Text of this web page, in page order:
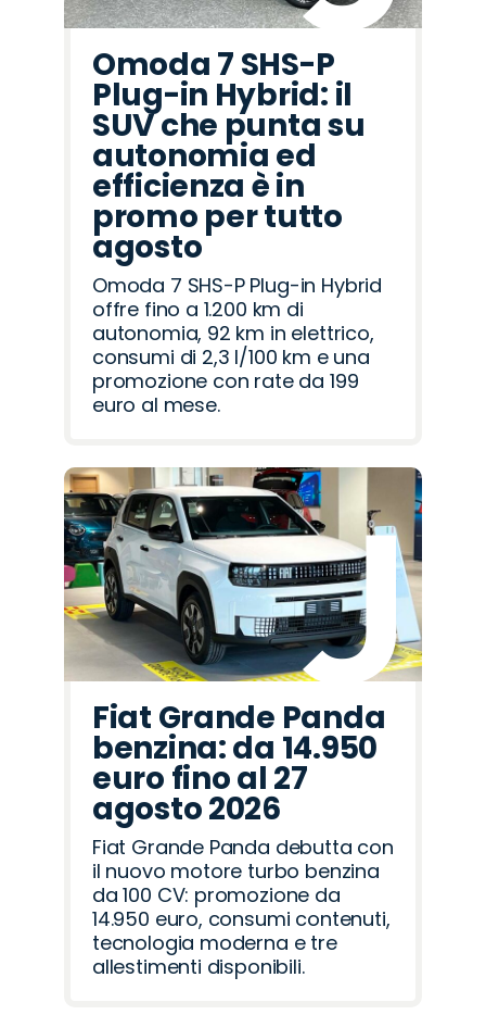
Omoda 7 SHS-P
Plug-in Hybrid: il
SUV che punta su
autonomia ed
efficienza è in
promo per tutto
agosto
Omoda 7 SHS-P Plug-in Hybrid
offre fino a 1.200 km di
autonomia, 92 km in elettrico,
consumi di 2,3 l/100 km e una
promozione con rate da 199
euro al mese.
Fiat Grande Panda
benzina: da 14.950
euro fino al 27
agosto 2026
Fiat Grande Panda debutta con
il nuovo motore turbo benzina
da 100 CV: promozione da
14.950 euro, consumi contenuti,
tecnologia moderna e tre
allestimenti disponibili.